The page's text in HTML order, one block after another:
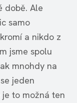
době. Ale
samo
a nikdo z
jsme spolu
mnohdy na
jeden
to možná ten